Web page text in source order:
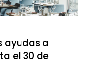
ayudas a
el 30 de